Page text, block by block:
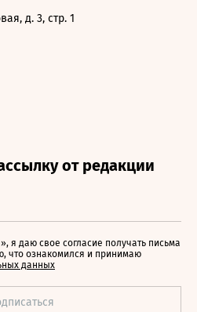
д. 3, стр. 1
я даю свое согласие получать письма
что ознакомился и принимаю
данных